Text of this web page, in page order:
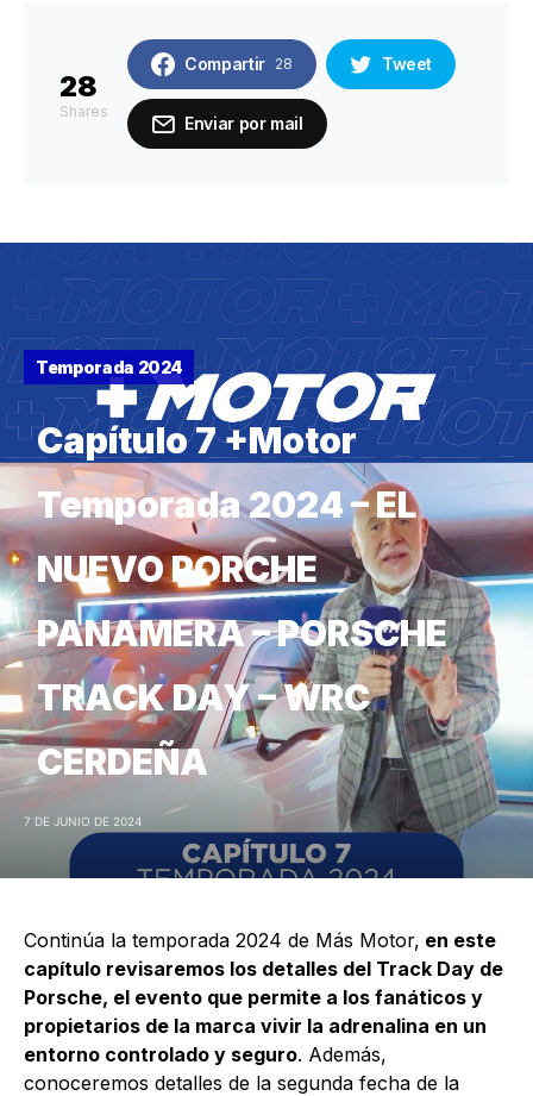
28
Shares
Compartir 28 Tweet
Enviar por mail
Temporada 2024
Capítulo 7 +Motor
Temporada 2024 – EL
NUEVO PORCHE
PANAMERA – PORSCHE
TRACK DAY – WRC
CERDEÑA
7 DE JUNIO DE 2024
Continúa la temporada 2024 de Más Motor, en este
capítulo revisaremos los detalles del Track Day de
Porsche, el evento que permite a los fanáticos y
propietarios de la marca vivir la adrenalina en un
entorno controlado y seguro. Además,
conoceremos detalles de la segunda fecha de la